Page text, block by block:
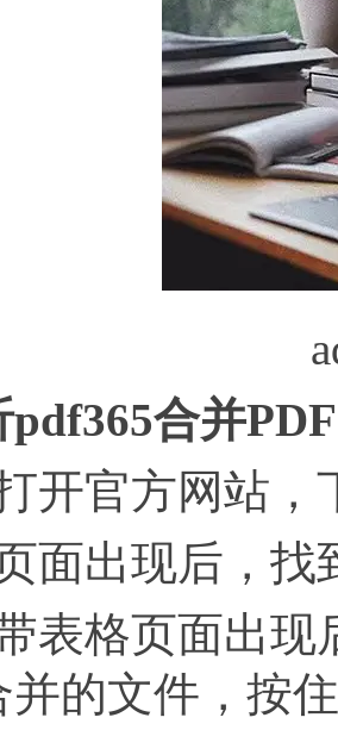
pdf365合并
官方网站，
出现后，找
格页面出现
并的文件，按